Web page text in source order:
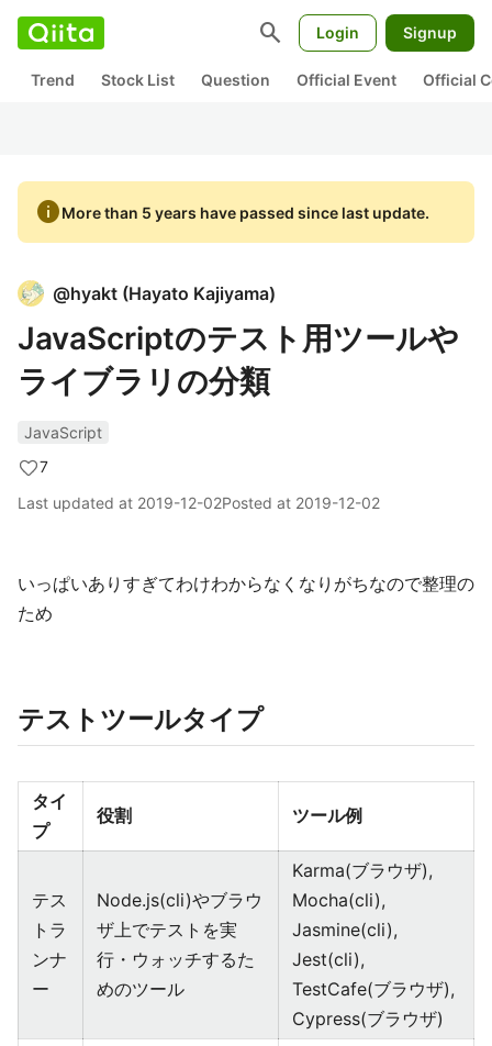
search Login Signup
Trend Stock List Question Official Event Official
infoMore than 5 years have passed since last update.
@hyakt (Hayato Kajiyama)
JavaScriptのテスト用ツールや
ライブラリの分類
JavaScript
7
Last updated at 2019-12-02Posted at 2019-12-02
いっぱいありすぎてわけわからなくなりがちなので整理の
ため
テストツールタイプ
タイ
プ
役割 ツール例
テス
トラ
ンナ
ー
Node.js(cli)やブラウ
ザ上でテストを実
行・ウォッチするた
めのツール
Karma(ブラウザ),
Mocha(cli),
Jasmine(cli),
Jest(cli),
TestCafe(ブラウザ),
Cypress(ブラウザ)